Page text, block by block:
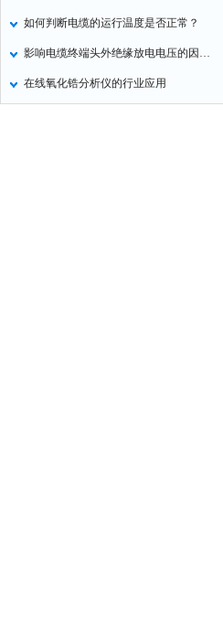
如何判断电缆的运行温度是否正常？
影响电缆终端头外绝缘放电电压的因素有哪些？
在线氧化锆分析仪的行业应用